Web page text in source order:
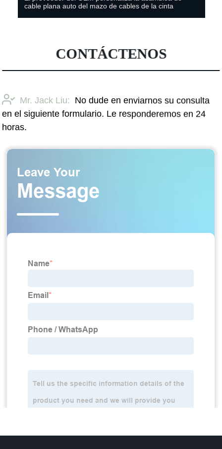
cable plana auto del mazo de cables de la cinta
CONTÁCTENOS
Mr. Jack Liu: No dude en enviarnos su consulta
en el siguiente formulario. Le responderemos en 24
horas.